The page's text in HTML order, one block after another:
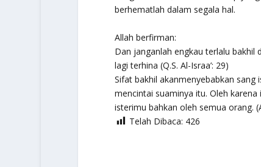
berhematlah dalam segala hal.
Allah berfirman:
Dan janganlah engkau terlalu bakhil
lagi terhina (Q.S. Al-Israa’: 29)
Sifat bakhil akanmenyebabkan
mencintai suaminya itu. Oleh
isterimu bahkan oleh semua orang.
Telah Dibaca: 426